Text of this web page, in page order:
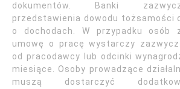
dokumentów. Banki
przedstawienia dowodu tożsamości
o dochodach. W przypadku osób
umowę o pracę wystarczy
od pracodawcy lub odcinki
miesiące. Osoby prowadzące
muszą dostarczyć